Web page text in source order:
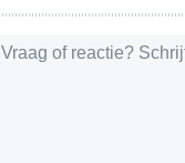
| Vraag of reactie?